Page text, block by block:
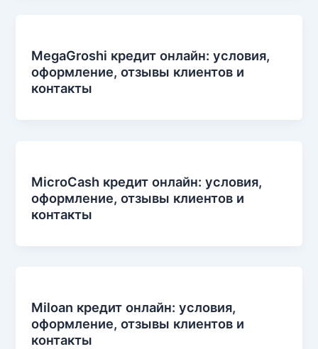
MegaGroshi кредит онлайн: условия,
оформление, отзывы клиентов и
контакты
MicroCash кредит онлайн: условия,
оформление, отзывы клиентов и
контакты
Miloan кредит онлайн: условия,
оформление, отзывы клиентов и
контакты